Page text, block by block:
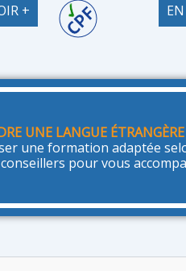
+
UNE LANGUE
une formation adaptée
pour vous